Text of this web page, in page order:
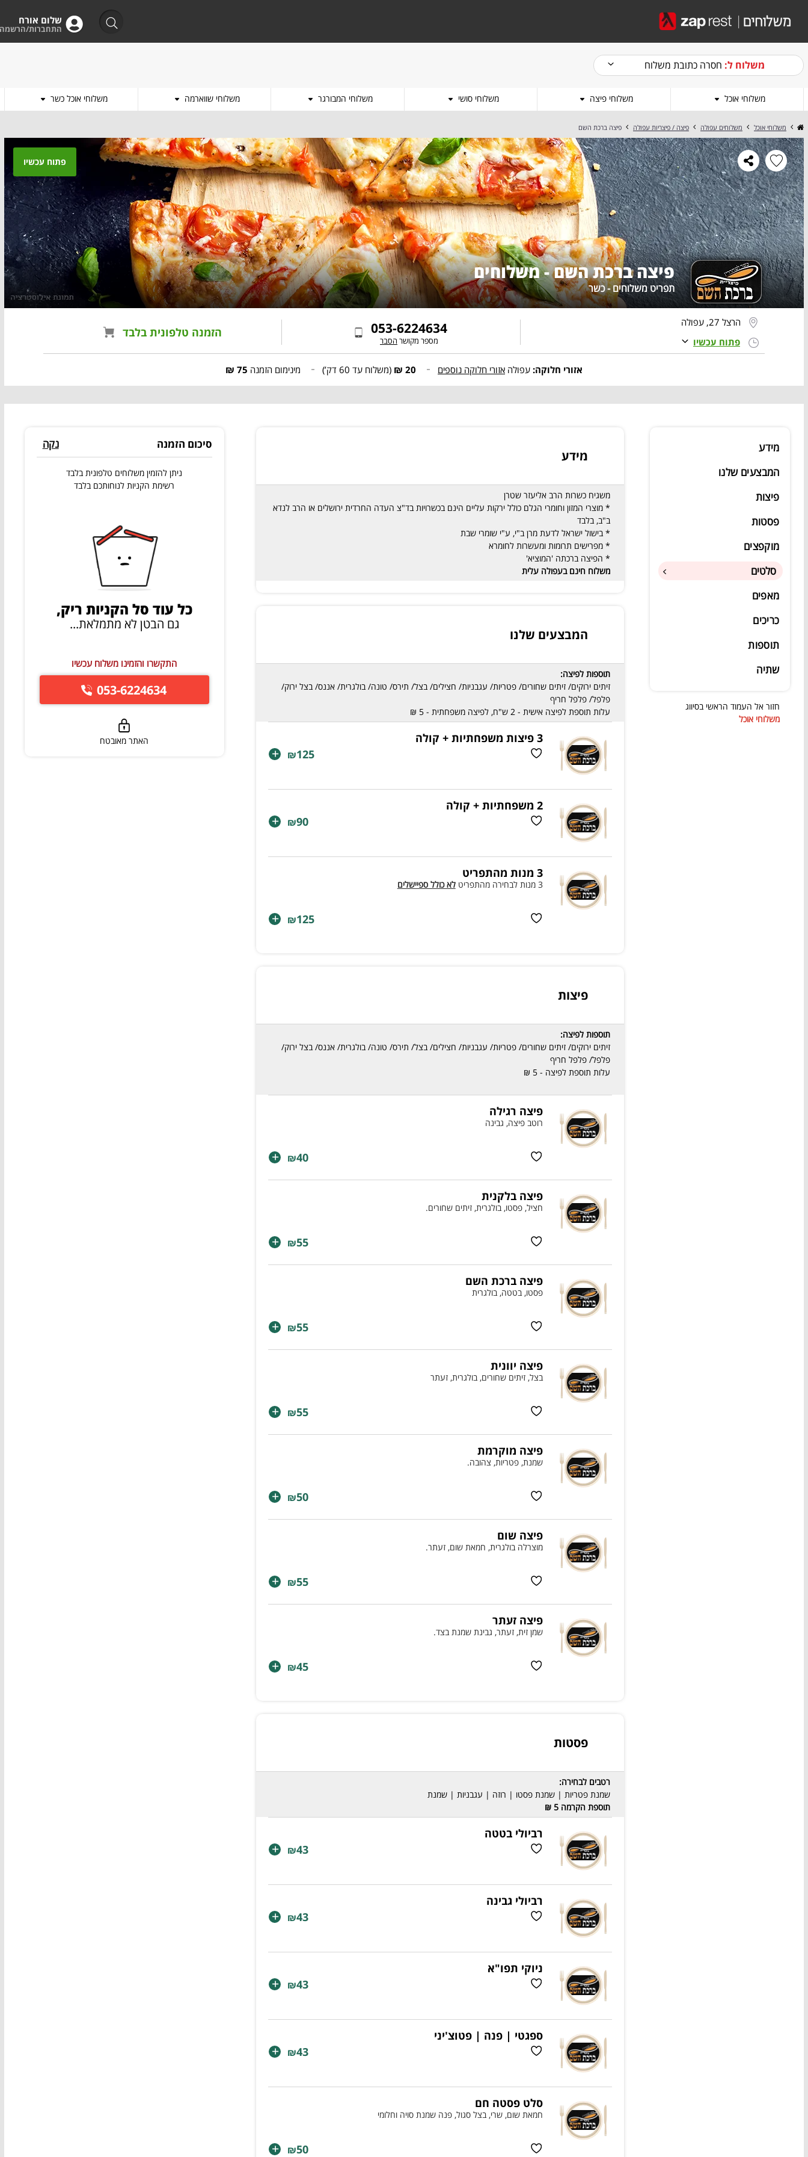
שלום אורח
התחברות/הרשמה
משלוח ל: חסרה כתובת משלוח
משלוחי אוכל משלוחי פיצה משלוחי סושי משלוחי המבורגר משלוחי שווארמה משלוחי אוכל כשר
משלוחי אוכל משלוחים עפולה פיצה / פיצריות עפולה פיצה ברכת השם
פיצה ברכת השם - משלוחים
תפריט משלוחים - כשר
פתוח עכשיו
הרצל 27, עפולה
פתוח עכשיו
053-6224634
מספר מקושר הסבר
הזמנה טלפונית בלבד
אזורי חלוקה: עפולה אזורי חלוקה נוספים 20 ₪ (משלוח עד 60 דק’ ) מינימום הזמנה 75 ₪
מידע
המבצעים שלנו
פיצות
פסטות
מוקפצים
סלטים
מאפים
כריכים
תוספות
שתיה
חזור אל העמוד הראשי בסיווג
משלוחי אוכל
מידע
משגיח כשרות הרב אליעזר שטרן
* מוצרי המזון וחומרי הגלם כולל ירקות עליים הינם בכשרויות בד"צ העדה החרדית ירושלים או הרב לנדא
ב"ב, בלבד
* בישול ישראל לדעת מרן ב"י, ע"י שומרי שבת
* מפרישים תרומות ומעשרות לחומרא
* הפיצה ברכתה 'המוציא'
משלוח חינם בעפולה עלית
המבצעים שלנו
תוספות לפיצה:
זיתים ירוקים/ זיתים שחורים/ פטריות/ עגבניות/ חצילים/ בצל/ תירס/ טונה/ בולגרית/ אננס/ בצל ירוק/
פלפל/ פלפל חריף
עלות תוספת לפיצה אישית - 2 ש"ח, לפיצה משפחתית - 5 ₪
3 פיצות משפחתיות + קולה
₪125
+
2 משפחתיות + קולה
₪90
+
3 מנות מהתפריט
3 מנות לבחירה מהתפריט לא כולל ספיישלים
₪125
+
פיצות
תוספות לפיצה:
זיתים ירוקים/ זיתים שחורים/ פטריות/ עגבניות/ חצילים/ בצל/ תירס/ טונה/ בולגרית/ אננס/ בצל ירוק/
פלפל/ פלפל חריף
עלות תוספת לפיצה - 5 ₪
פיצה רגילה
רוטב פיצה, גבינה
₪40
+
פיצה בלקנית
חציל, פסטו, בולגרית, זיתים שחורים.
₪55
+
פיצה ברכת השם
פסטו, בטטה, בולגרית
₪55
+
פיצה יוונית
בצל, זיתים שחורים, בולגרית, זעתר
₪55
+
פיצה מוקרמת
שמנת, פטריות, צהובה.
₪50
+
פיצה שום
מוצרלה בולגרית, חמאת שום, זעתר.
₪55
+
פיצה זעתר
שמן זית, זעתר, גבינת שמנת בצד.
₪45
+
פסטות
רטבים לבחירה:
שמנת פטריות | שמנת פסטו | רוזה | עגבניות | שמנת
תוספת הקרמה 5 ₪
רביולי בטטה
₪43
+
רביולי גבינה
₪43
+
ניוקי תפו"א
₪43
+
ספגטי | פנה | פטוצ'יני
₪43
+
סלט פסטה חם
חמאת שום, שרי, בצל סגול, פנה שמנת סויה וחלומי
₪50
+
סיכום הזמנה נקה
ניתן להזמין משלוחים טלפונית בלבד
רשימת הקניות לנוחותכם בלבד
כל עוד סל הקניות ריק,
גם הבטן לא מתמלאת...
התקשרו והזמינו משלוח עכשיו
053-6224634
האתר מאובטח